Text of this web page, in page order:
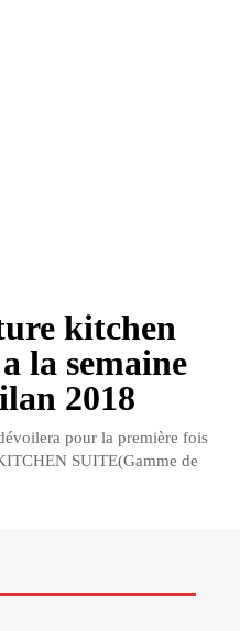
kitchen
la semaine
2018
pour la première fois
SUITE(Gamme de